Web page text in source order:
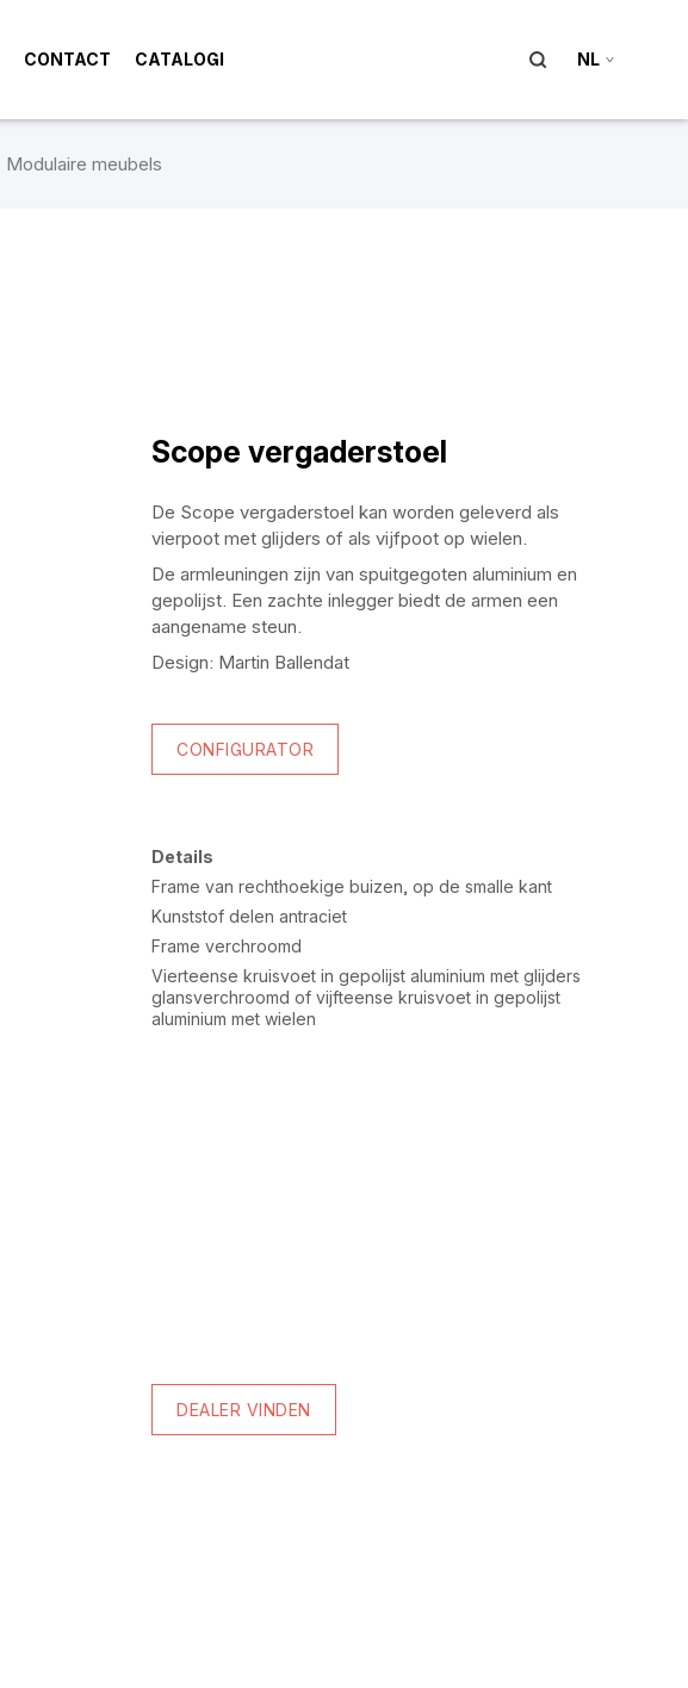
CONTACT CATALOGI NL
Modulaire meubels
Scope vergaderstoel
De Scope vergaderstoel kan worden geleverd als
vierpoot met glijders of als vijfpoot op wielen.
De armleuningen zijn van spuitgegoten aluminium en
gepolijst. Een zachte inlegger biedt de armen een
aangename steun.
Design: Martin Ballendat
CONFIGURATOR
Details
Frame van rechthoekige buizen, op de smalle kant
Kunststof delen antraciet
Frame verchroomd
Vierteense kruisvoet in gepolijst aluminium met glijders
glansverchroomd of vijfteense kruisvoet in gepolijst
aluminium met wielen
DEALER VINDEN